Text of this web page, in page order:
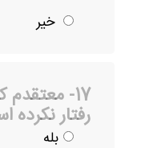
خیر
17-
رفتار نکرده
بله